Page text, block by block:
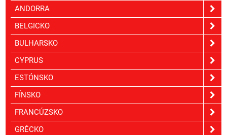
ANDORRA
BELGICKO
BULHARSKO
CYPRUS
ESTÓNSKO
FÍNSKO
FRANCÚZSKO
GRÉCKO